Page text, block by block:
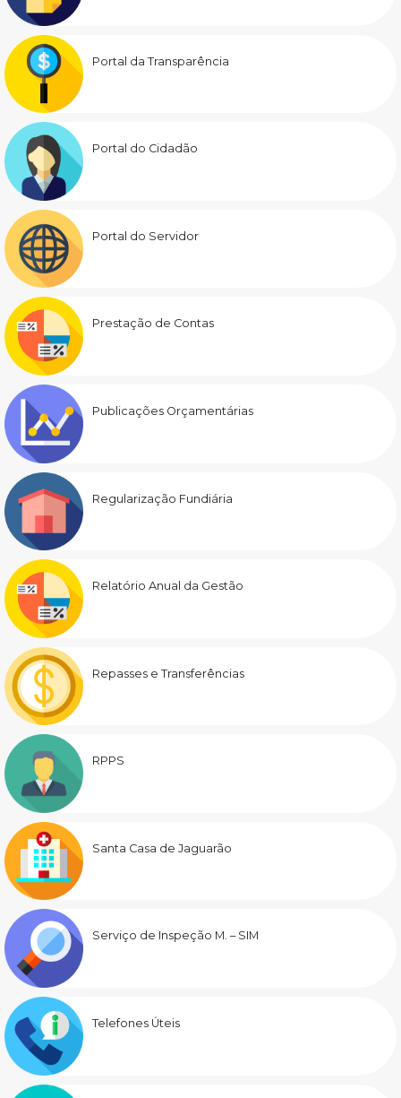
Portal da Transparência
Portal do Cidadão
Portal do Servidor
Prestação de Contas
Publicações Orçamentárias
Regularização Fundiária
Relatório Anual da Gestão
Repasses e Transferências
RPPS
Santa Casa de Jaguarão
Serviço de Inspeção M. – SIM
Telefones Úteis